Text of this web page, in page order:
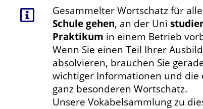
Gesammelter Wortschatz für
Schule gehen, an der Uni
Praktikum in einem Betrieb
Wenn Sie einen Teil Ihrer
absolvieren, brauchen Sie
wichtiger Informationen und die
ganz besonderen Wortschatz.
Unsere Vokabelsammlung zu